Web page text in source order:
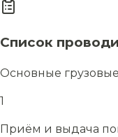
Список
Основные
1
Приём и выдача